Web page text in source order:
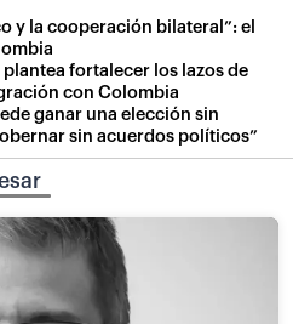
y la cooperación bilateral”: el
plantea fortalecer los lazos de
con Colombia
ganar una elección sin
sin acuerdos políticos”